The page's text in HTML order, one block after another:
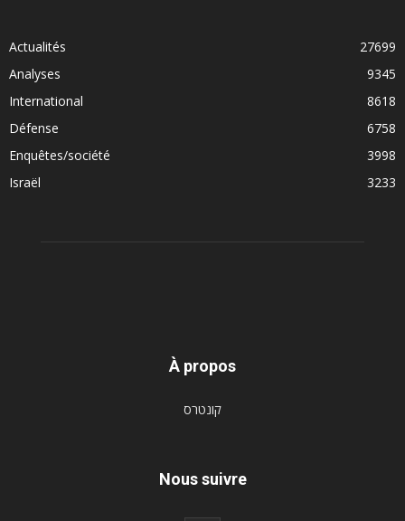
Actualités
27699
Analyses
9345
International
8618
Défense
6758
Enquêtes/société
3998
Israël
3233
À propos
קונטרס
Nous suivre